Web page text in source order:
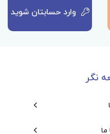
وارد حسابتان شوید
نگر